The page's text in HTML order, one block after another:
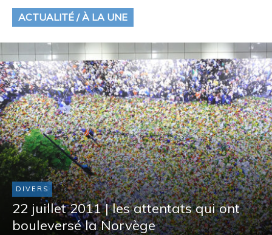
ACTUALITÉ / À LA UNE
DIVERS
22 juillet 2011 | les attentats qui ont
bouleversé la Norvège